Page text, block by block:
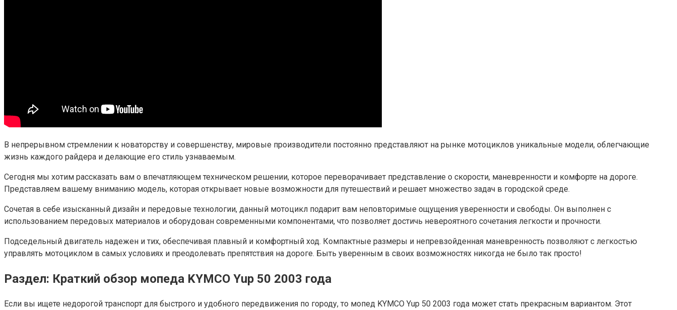
В непрерывном стремлении к новаторству и совершенству, мировые производители постоянно представляют на рынке мотоциклов уникальные модели, облегчающие
жизнь каждого райдера и делающие его стиль узнаваемым.
Сегодня мы хотим рассказать вам о впечатляющем техническом решении, которое переворачивает представление о скорости, маневренности и комфорте на дороге.
Представляем вашему вниманию модель, которая открывает новые возможности для путешествий и решает множество задач в городской среде.
Сочетая в себе изысканный дизайн и передовые технологии, данный мотоцикл подарит вам неповторимые ощущения уверенности и свободы. Он выполнен с
использованием передовых материалов и оборудован современными компонентами, что позволяет достичь невероятного сочетания легкости и прочности.
Подседельный двигатель надежен и тих, обеспечивая плавный и комфортный ход. Компактные размеры и непревзойденная маневренность позволяют с легкостью
управлять мотоциклом в самых условиях и преодолевать препятствия на дороге. Быть уверенным в своих возможностях никогда не было так просто!
Раздел: Краткий обзор мопеда KYMCO Yup 50 2003 года
Если вы ищете недорогой транспорт для быстрого и удобного передвижения по городу, то мопед KYMCO Yup 50 2003 года может стать прекрасным вариантом. Этот